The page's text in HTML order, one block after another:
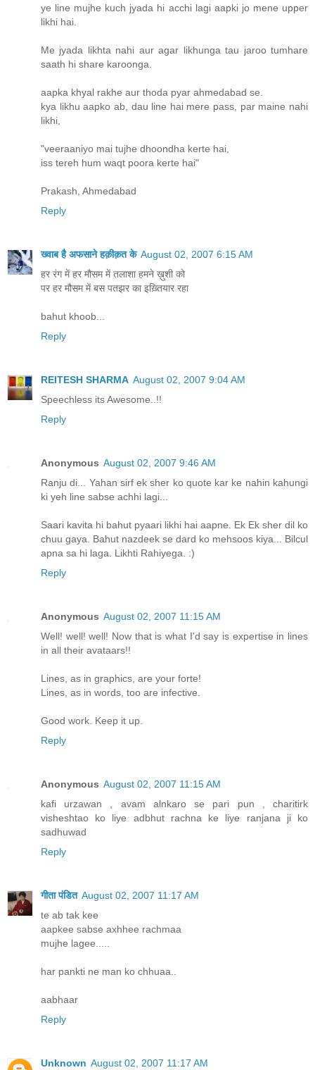
ye line mujhe kuch jyada hi acchi lagi aapki jo mene upper
likhi hai.
Me jyada likhta nahi aur agar likhunga tau jaroo tumhare
saath hi share karoonga.
aapka khyal rakhe aur thoda pyar ahmedabad se.
kya likhu aapko ab, dau line hai mere pass, par maine nahi
likhi,
"veeraaniyo mai tujhe dhoondha kerte hai,
iss tereh hum waqt poora kerte hai"
Prakash, Ahmedabad
Reply
ख्वाब है अफसाने हक़ीक़त के August 02, 2007 6:15 AM
हर रंग में हर मौसम में तलाशा हमने ख़ुशी को
पर हर मौसम में बस पतझर का इख़्तियार रहा
bahut khoob...
Reply
REITESH SHARMA August 02, 2007 9:04 AM
Speechless its Awesome..!!
Reply
Anonymous August 02, 2007 9:46 AM
Ranju di... Yahan sirf ek sher ko quote kar ke nahin kahungi
ki yeh line sabse achhi lagi...
Saari kavita hi bahut pyaari likhi hai aapne. Ek Ek sher dil ko
chuu gaya. Bahut nazdeek se dard ko mehsoos kiya... Bilcul
apna sa hi laga. Likhti Rahiyega. :)
Reply
Anonymous August 02, 2007 11:15 AM
Well! well! well! Now that is what I'd say is expertise in lines
in all their avataars!!
Lines, as in graphics, are your forte!
Lines, as in words, too are infective.
Good work. Keep it up.
Reply
Anonymous August 02, 2007 11:15 AM
kafi urzawan , avam alnkaro se pari pun , charitirk
visheshtao ko liye adbhut rachna ke liye ranjana ji ko
sadhuwad
Reply
गीता पंडित August 02, 2007 11:17 AM
te ab tak kee
aapkee sabse axhhee rachmaa
mujhe lagee.....
har pankti ne man ko chhuaa..
aabhaar
Reply
Unknown August 02, 2007 11:17 AM